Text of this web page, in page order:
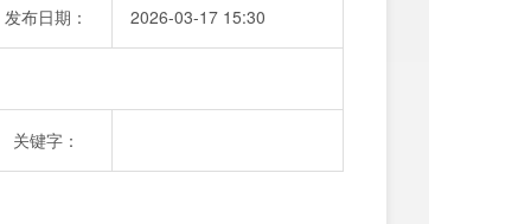
发布日期： 2026-03-17 15:30
关键字：